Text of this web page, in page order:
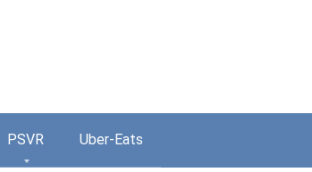
PSVR Uber-Eats